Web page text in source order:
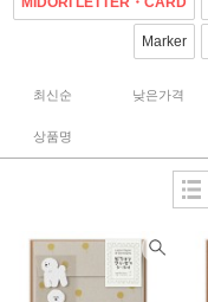
Marker
최신순 낮은가격
상품명